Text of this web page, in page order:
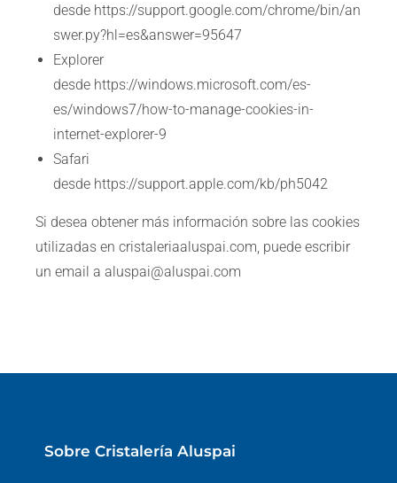
desde https://support.google.com/chrome/bin/an
swer.py?hl=es&answer=95647
Explorer
desde https://windows.microsoft.com/es-
es/windows7/how-to-manage-cookies-in-
internet-explorer-9
Safari
desde https://support.apple.com/kb/ph5042
Si desea obtener más información sobre las cookies
utilizadas en cristaleriaaluspai.com, puede escribir
un email a aluspai@aluspai.com
Sobre Cristalería Aluspai